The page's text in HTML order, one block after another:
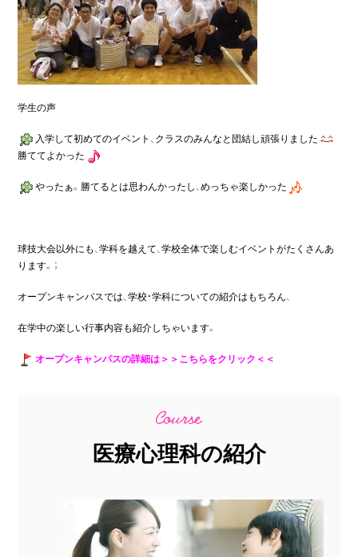
学生の声
入学して初めてのイベント、クラスのみんなと団結し頑張りました
勝ててよかった
やったぁ。勝てるとは思わんかったし、めっちゃ楽しかった
球技大会以外にも、学科を越えて、学校全体で楽しむイベントがたくさんあ
ります。；
オープンキャンパスでは、学校・学科についての紹介はもちろん、
在学中の楽しい行事内容も紹介しちゃいます。
オープンキャンパスの詳細は＞＞こちらをクリック＜＜
医療心理科の紹介